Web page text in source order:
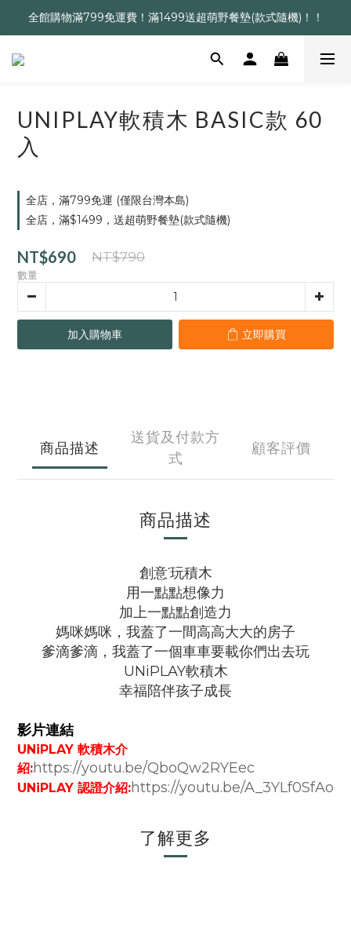
全館購物滿799免運費！滿1499送超萌野餐墊(款式隨機)！！
UNIPLAY軟積木 BASIC款 60
入
全店，滿799免運 (僅限台灣本島)
全店，滿$1499，送超萌野餐墊(款式隨機)
NT$690 NT$790
數量
加入購物車 立即購買
商品描述
送貨及付款方
式
顧客評價
商品描述
創意˙玩積木
用一點點想像力
加上一點點創造力
媽咪媽咪，我蓋了一間高高大大的房子
爹滴爹滴，我蓋了一個車車要載你們出去玩
UNiPLAY軟積木
幸福陪伴孩子成長
影片連結
UNiPLAY 軟積木介
紹:https://youtu.be/QboQw2RYEec
UNiPLAY 認證介紹:https://youtu.be/A_3YLf0SfAo
了解更多